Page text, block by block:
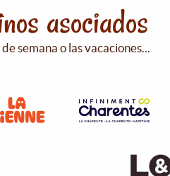
asociados
semana o las vacaciones...